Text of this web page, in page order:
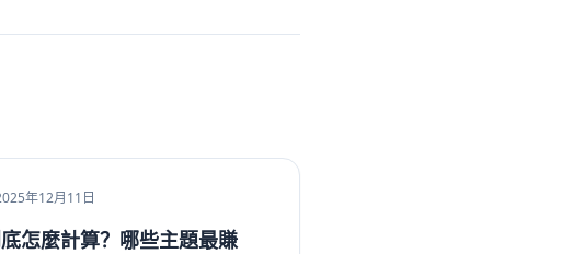
年12月11日
怎麼計算？哪些主題最賺